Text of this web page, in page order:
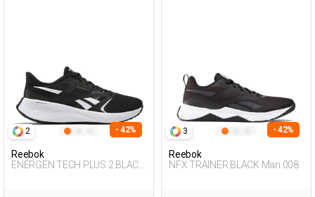
2 - 42%
Reebok
ENERGEN TECH PLUS 2 BLACK
3 - 42%
Reebok
NFX TRAINER BLACK Man 008